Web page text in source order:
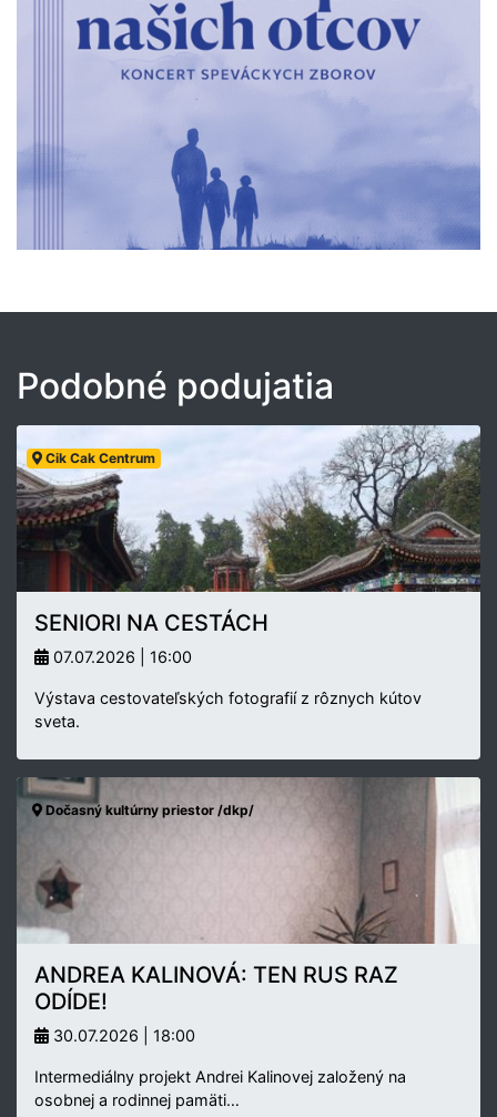
Podobné podujatia
Cik Cak Centrum
SENIORI NA CESTÁCH
07.07.2026 | 16:00
Výstava cestovateľských fotografií z rôznych kútov
sveta.
Dočasný kultúrny priestor /dkp/
ANDREA KALINOVÁ: TEN RUS RAZ
ODÍDE!
30.07.2026 | 18:00
Intermediálny projekt Andrei Kalinovej založený na
osobnej a rodinnej pamäti…